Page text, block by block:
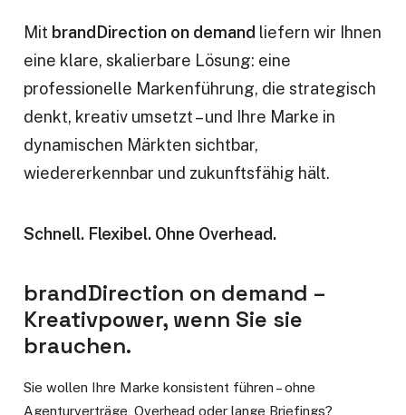
Mit brandDirection on demand liefern wir Ihnen
eine klare, skalierbare Lösung: eine
professionelle Markenführung, die strategisch
denkt, kreativ umsetzt – und Ihre Marke in
dynamischen Märkten sichtbar,
wiedererkennbar und zukunftsfähig hält.
Schnell. Flexibel. Ohne Overhead.
brandDirection on demand –
Kreativpower, wenn Sie sie
brauchen.
Sie wollen Ihre Marke konsistent führen – ohne
Agenturverträge, Overhead oder lange Briefings?